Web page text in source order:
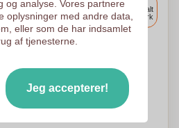
i morgen før 9:30.
Levering overalt
i Danmark
hvert logo og begynder at
af udskrivningsordren.
vores tilfredshed!
og analyse. Vores partnere
oplysninger med andre data,
eller som de har indsamlet
af tjenesterne.
Jeg accepterer!